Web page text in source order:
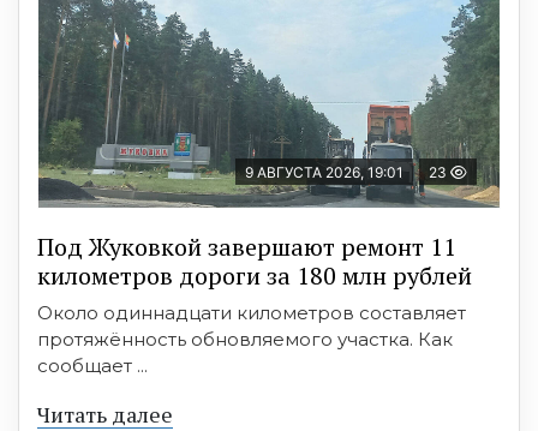
9 АВГУСТА 2026, 19:01 23
Под Жуковкой завершают ремонт 11
километров дороги за 180 млн рублей
Около одиннадцати километров составляет
протяжённость обновляемого участка. Как
сообщает ...
Читать далее